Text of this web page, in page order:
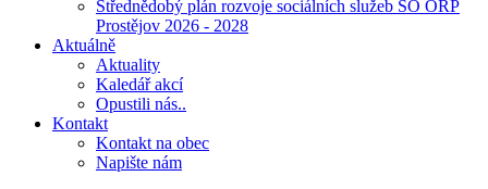
Střednědobý plán rozvoje sociálních služeb SO ORP
Prostějov 2026 - 2028
Aktuálně
Aktuality
Kaledář akcí
Opustili nás..
Kontakt
Kontakt na obec
Napište nám